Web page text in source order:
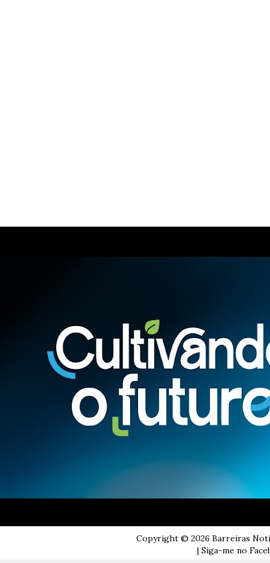
Copyright © 2026 Barreiras
| Siga-me no